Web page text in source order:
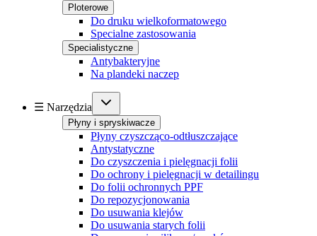
Ploterowe
Do druku wielkoformatowego
Specialne zastosowania
Specialistyczne
Antybakteryjne
Na plandeki naczep
☰ Narzędzia
Płyny i spryskiwacze
Płyny czyszcząco-odtłuszczające
Antystatyczne
Do czyszczenia i pielęgnacji folii
Do ochrony i pielęgnacji w detailingu
Do folii ochronnych PPF
Do repozycjonowania
Do usuwania klejów
Do usuwania starych folii